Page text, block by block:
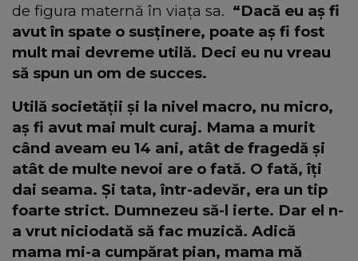
de figura maternă în viața sa. “Dacă eu aș fi
avut în spate o susținere, poate aș fi fost
mult mai devreme utilă. Deci eu nu vreau
să spun un om de succes.
Utilă societății și la nivel macro, nu micro,
aș fi avut mai mult curaj. Mama a murit
când aveam eu 14 ani, atât de fragedă și
atât de multe nevoi are o fată. O fată, îți
dai seama. Și tata, într-adevăr, era un tip
foarte strict. Dumnezeu să-l ierte. Dar el n-
a vrut niciodată să fac muzică. Adică
mama mi-a cumpărat pian, mama mă